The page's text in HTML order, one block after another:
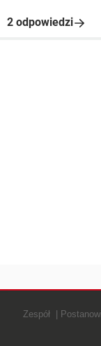
2 odpowiedzi
Zespół